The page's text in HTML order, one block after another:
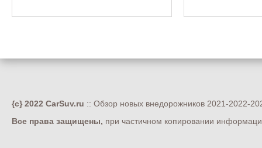
{c} 2022 CarSuv.ru :: Обзор новых внедорожников 2021-2022-
Все права защищены, при частичном копировании